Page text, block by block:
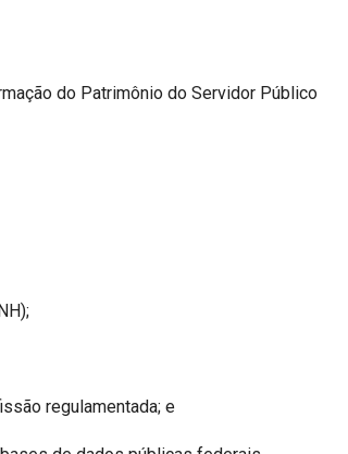
do Patrimônio do Servidor Público
regulamentada; e